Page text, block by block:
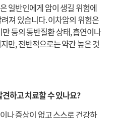
일반인에게 암이 생길 위험에
져 있습니다. 이차암의 위험은
등의 동반질환 상태, 흡연이나
만, 전반적으로는 약간 높은 것
하고 치료할 수 있나요?
나 증상이 없고 스스로 건강하